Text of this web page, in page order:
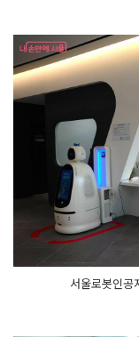
서울로봇인